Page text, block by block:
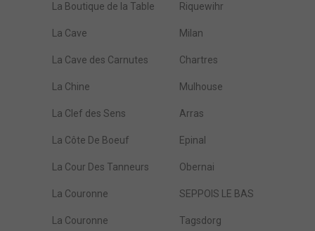
La Boutique de la Table Riquewihr
La Cave Milan
La Cave des Carnutes Chartres
La Chine Mulhouse
La Clef des Sens Arras
La Côte De Boeuf Epinal
La Cour Des Tanneurs Obernai
La Couronne SEPPOIS LE BAS
La Couronne Tagsdorg